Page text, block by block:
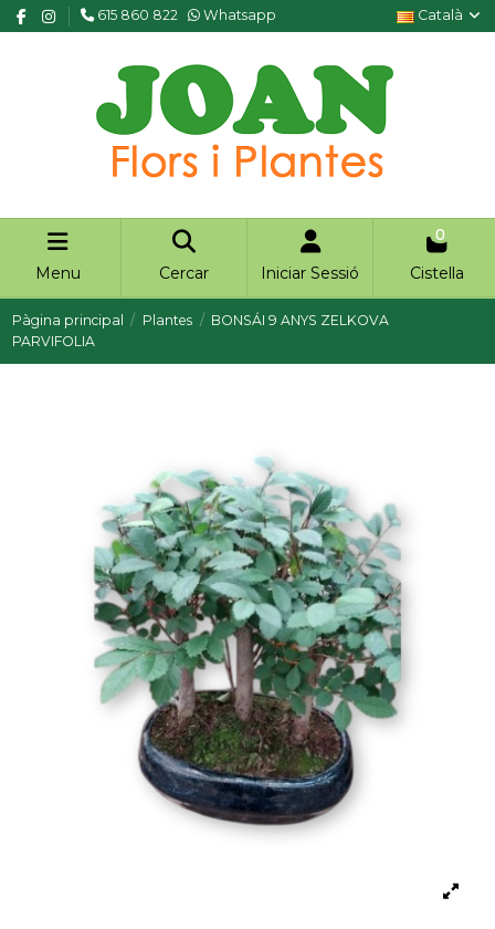
615 860 822 Whatsapp Català
Menu Cercar Iniciar Sessió
0
Cistella
Pàgina principal Plantes
BONSÁI 9 ANYS ZELKOVA
PARVIFOLIA